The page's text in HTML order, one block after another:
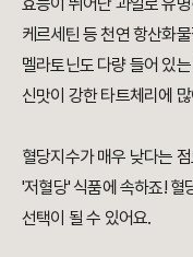
효능이 뛰어난 과일로 유
케르세틴 등 천연 항산화
멜라토닌도 다량 들어 있
신맛이 강한 타트체리에
혈당지수가 매우 낮다는
'저혈당' 식품에 속하죠! 혈
선택이 될 수 있어요.